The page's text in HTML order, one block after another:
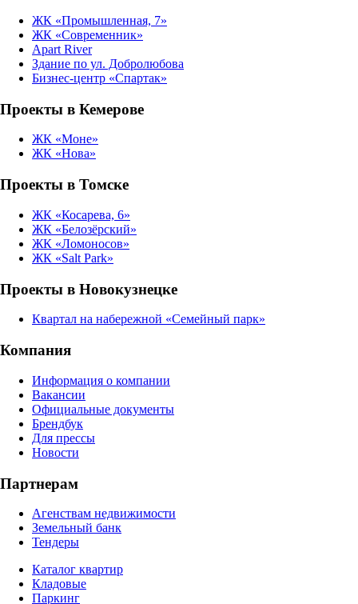
ЖК «Промышленная, 7»
ЖК «Современник»
Apart River
Здание по ул. Добролюбова
Бизнес-центр «Спартак»
Проекты в Кемерове
ЖК «Моне»
ЖК «Нова»
Проекты в Томске
ЖК «Косарева, 6»
ЖК «Белозёрский»
ЖК «Ломоносов»
ЖК «Salt Park»
Проекты в Новокузнецке
Квартал на набережной «Семейный парк»
Компания
Информация о компании
Вакансии
Официальные документы
Брендбук
Для прессы
Новости
Партнерам
Агенствам недвижимости
Земельный банк
Тендеры
Каталог квартир
Кладовые
Паркинг